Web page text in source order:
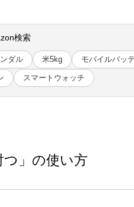
検索
ダル 米5kg モバイルバッ
スマートウォッチ
つ」の使い方